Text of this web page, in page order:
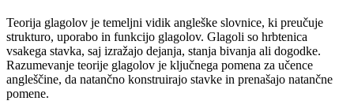
Teorija glagolov je temeljni vidik angleške slovnice, ki preučuje
strukturo, uporabo in funkcijo glagolov. Glagoli so hrbtenica
vsakega stavka, saj izražajo dejanja, stanja bivanja ali dogodke.
Razumevanje teorije glagolov je ključnega pomena za učence
angleščine, da natančno konstruirajo stavke in prenašajo natančne
pomene.